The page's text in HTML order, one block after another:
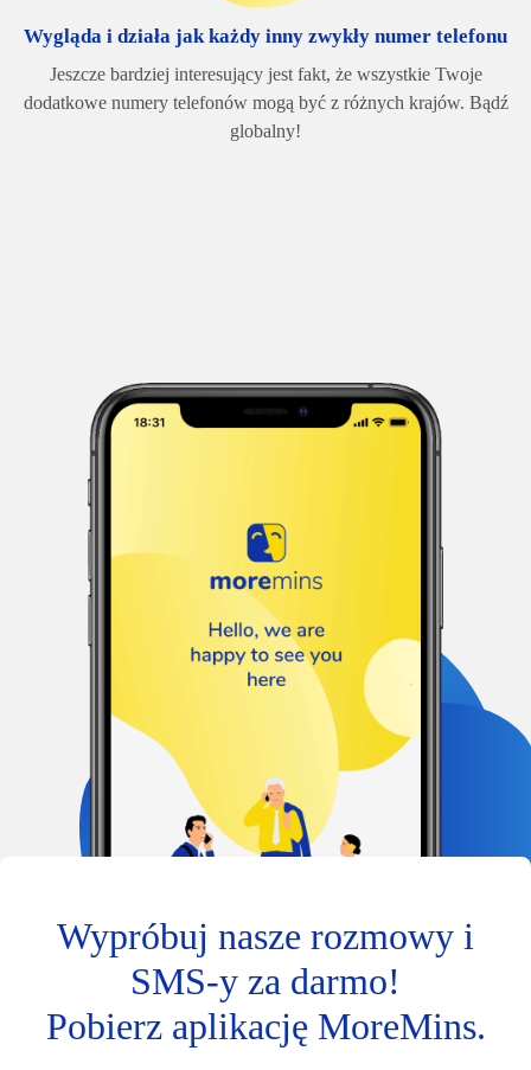
Wygląda i działa jak każdy inny zwykły numer telefonu
Jeszcze bardziej interesujący jest fakt, że wszystkie Twoje
dodatkowe numery telefonów mogą być z różnych krajów. Bądź
globalny!
Wypróbuj nasze rozmowy i
SMS-y za darmo!
Pobierz aplikację MoreMins.